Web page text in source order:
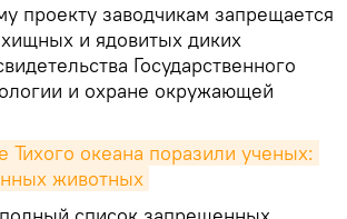
проекту заводчикам запрещается
и ядовитых диких
Государственного
и охране окружающей
Тихого океана поразили ученых:
животных